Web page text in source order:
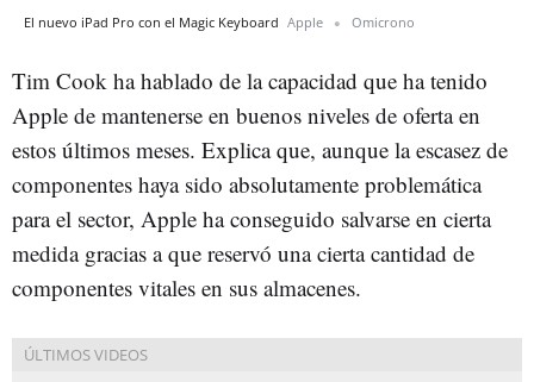
El nuevo iPad Pro con el Magic Keyboard Apple Omicrono
Tim Cook ha hablado de la capacidad que ha tenido
Apple de mantenerse en buenos niveles de oferta en
estos últimos meses. Explica que, aunque la escasez de
componentes haya sido absolutamente problemática
para el sector, Apple ha conseguido salvarse en cierta
medida gracias a que reservó una cierta cantidad de
componentes vitales en sus almacenes.